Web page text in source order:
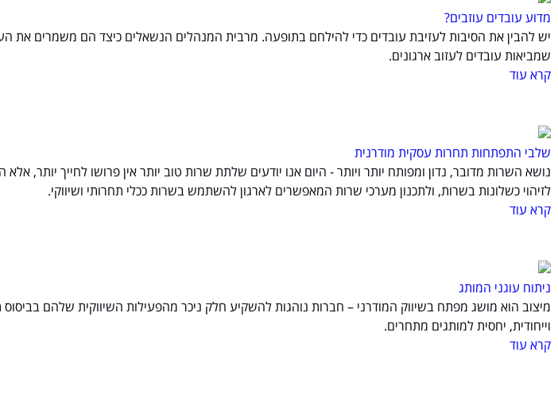
מדוע עובדים עוזבים?
יש להבין את הסיבות לעזיבת עובדים כדי להילחם בתופעה. מרבית המנהלים הנשאלים כיצד הם משמרים את
שמביאות עובדים לעזוב ארגונים.
קרא עוד
שלבי התפתחות תחרות עסקית מודרנית
נושא השרות מדובר, נדון ומפותח יותר ויותר - היום אנו יודעים שלתת שרות טוב יותר אין פרושו לחייך יותר,
לזיהוי כשלונות בשרות, ולתכנון מערכי שרות המאפשרים לארגון להשתמש בשרות ככלי תחרותי ושיווקי.
קרא עוד
ניתוח עוגני המותג
מיצוב הוא מושג מפתח בשיווק המודרני – חברות נוהגות להשקיע חלק ניכר מהפעילות השיווקית שלהם
וייחודית, יחסית למותגים מתחרים.
קרא עוד